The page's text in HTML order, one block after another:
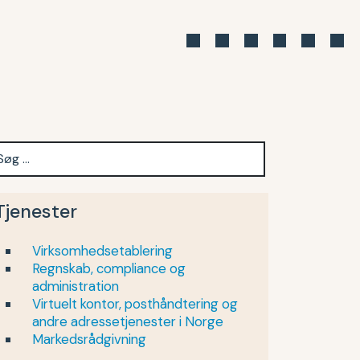
Virksomhedsetablering
Regnskab, compliance og
administration
Virtuelt kontor, posthåndtering og
andre adressetjenester i Norge
Markedsrådgivning